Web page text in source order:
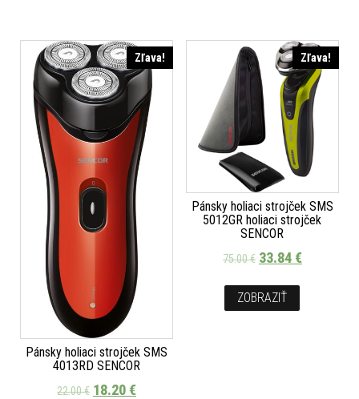
Zľava!
Pánsky holiaci strojček SMS
4013RD SENCOR
22.00€ 18.20€
Zľava!
Pánsky holiaci strojček SMS
5012GR holiaci strojček
SENCOR
75.00€ 33.84€
ZOBRAZIŤ